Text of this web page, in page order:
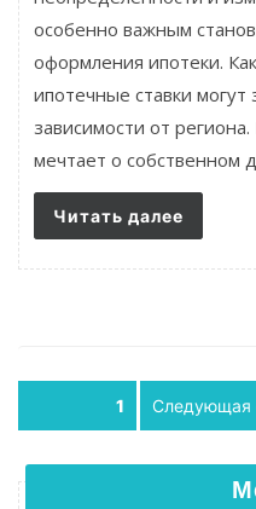
особенно важным
оформления ипотеки.
ипотечные ставки могут
зависимости от
мечтает о собственном
Читать далее
Пагинация
Страница1 Следующая